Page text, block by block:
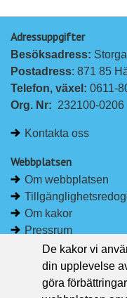
Adressuppgifter
Besöksadress:
Postadress: 871 85
Telefon, växel: 0611-
Org. Nr: 232100-0206
Kontakta oss
Webbplatsen
Om webbplatsen
Om kakor
Pressrum
Håll dig uppdaterad
Följ Region
Region
De kakor vi
din upplevelse
göra